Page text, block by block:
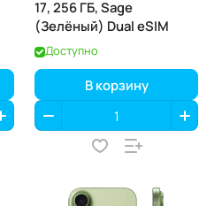
17, 256 ГБ, Sage
(Зелёный) Dual eSIM
Доступно
В корзину